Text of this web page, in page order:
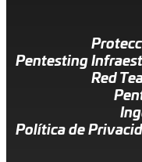
Pentesting
Red
Política de